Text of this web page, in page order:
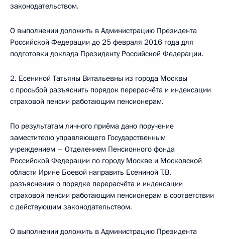
законодательством.
О выполнении доложить в Администрацию Президента
Российской Федерации до 25 февраля 2016 года для
подготовки доклада Президенту Российской Федерации.
2. Есениной Татьяны Витальевны из города Москвы
с просьбой разъяснить порядок перерасчёта и индексации
страховой пенсии работающим пенсионерам.
По результатам личного приёма дано поручение
заместителю управляющего Государственным
учреждением – Отделением Пенсионного фонда
Российской Федерации по городу Москве и Московской
области Ирине Боевой направить Есениной Т.В.
разъяснения о порядке перерасчёта и индексации
страховой пенсии работающим пенсионерам в соответствии
с действующим законодательством.
О выполнении доложить в Администрацию Президента